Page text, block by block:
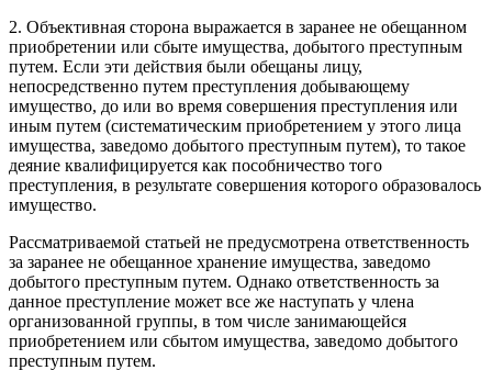
2. Объективная сторона выражается в заранее не обещанном
приобретении или сбыте имущества, добытого преступным
путем. Если эти действия были обещаны лицу,
непосредственно путем преступления добывающему
имущество, до или во время совершения преступления или
иным путем (систематическим приобретением у этого лица
имущества, заведомо добытого преступным путем), то такое
деяние квалифицируется как пособничество того
преступления, в результате совершения которого образовалось
имущество.
Рассматриваемой статьей не предусмотрена ответственность
за заранее не обещанное хранение имущества, заведомо
добытого преступным путем. Однако ответственность за
данное преступление может все же наступать у члена
организованной группы, в том числе занимающейся
приобретением или сбытом имущества, заведомо добытого
преступным путем.